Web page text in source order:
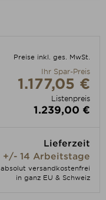
Preise inkl. ges. MwSt.
Ihr Spar-Preis
1.177,05 €
Listenpreis
1.239,00 €
Lieferzeit
+/- 14 Arbeitstage
absolut versandkostenfrei
in ganz EU & Schweiz